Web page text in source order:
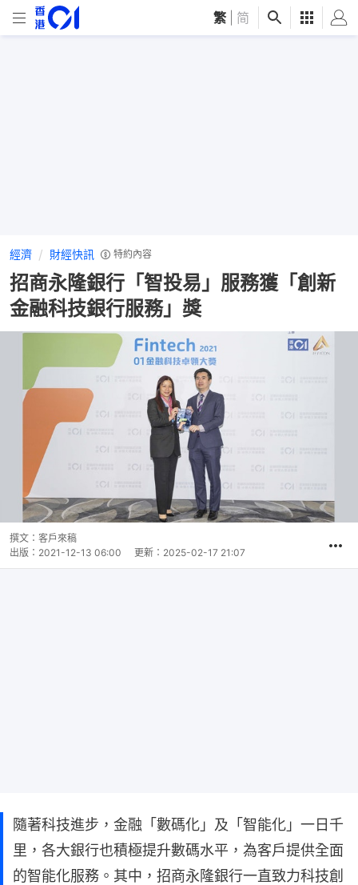
繁 简
經濟 財經快訊 特約內容
招商永隆銀行「智投易」服務獲「創新
金融科技銀行服務」獎
撰文： 客戶來稿
出版： 2021-12-13 06:00 更新： 2025-02-17 21:07
隨著科技進步，金融「數碼化」及「智能化」一日千
里，各大銀行也積極提升數碼水平，為客戶提供全面
的智能化服務。其中，招商永隆銀行一直致力科技創